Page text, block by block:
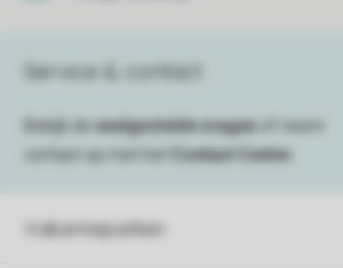
Vakantieparken
Service & contact
Bekijk de veelgestelde vragen
of neem
contact op met het
Contact Center